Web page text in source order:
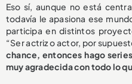
Eso sí, aunque no está
todavía le apasiona ese
participa en distintos
“Ser actriz o actor, por
chance, entonces hago
muy agradecida con todo lo